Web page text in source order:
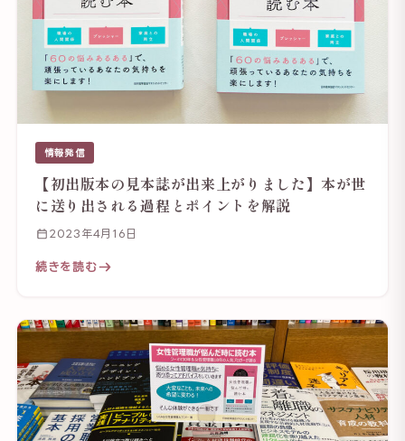
情報発信
【初出版本の見本誌が出来上がりました】本が世
に送り出される過程とポイントを解説
2023年4月16日
続きを読む